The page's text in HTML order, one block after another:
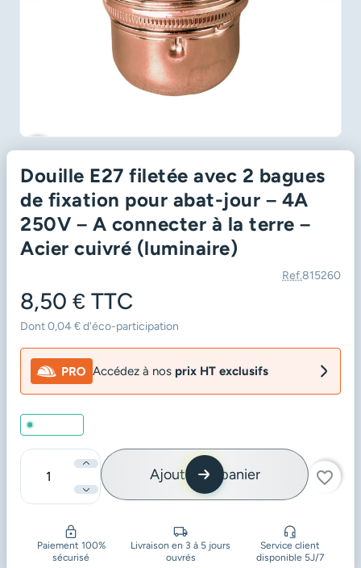
favorite_border
Douille E27 filetée avec 2 bagues
de fixation pour abat-jour – 4A
250V – A connecter à la terre –
Acier cuivré (luminaire)
Ref.815260
8,50 € TTC
Dont 0,04 € d'éco-participation
Accédez à nos prix HT exclusifs
Quantité
Ajouter au panier favorite_border
Paiement 100%
sécurisé
Livraison en 3 à 5 jours
ouvrés
Service client
disponible 5J/7